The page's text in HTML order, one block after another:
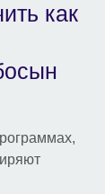
как